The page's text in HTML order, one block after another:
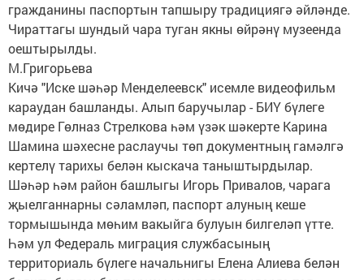
гражданины паспортын тапшыру традициягә әйләнде.
Чираттагы шундый чара туган якны өйрәнү музеенда
оештырылды.
М.Григорьева
Кичә "Иске шәһәр Менделеевск" исемле видеофильм
караудан башланды. Алып баручылар - БИҮ бүлеге
мөдире Гөлназ Стрелкова һәм үзәк шәкерте Карина
Шамина шәхесне раслаучы төп документның гамәлгә
кертелү тарихы белән кыскача таныштырдылар.
Шәһәр һәм район башлыгы Игорь Привалов, чарага
җыелганнарны сәламләп, паспорт алуның кеше
тормышында мөһим вакыйга булуын билгеләп үтте.
Һәм ул Федераль миграция службасының
территориаль бүлеге начальнигы Елена Алиева белән